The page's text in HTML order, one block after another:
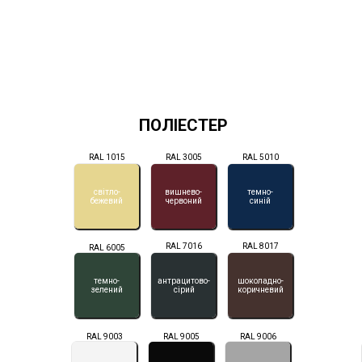
ПОЛІЕСТЕР
RAL 1015
світло-
бежевий
RAL 3005
вишнево-
червоний
RAL 5010
темно-
синій
RAL 6005 RAL 7016 RAL 8017
темно-
зелений
антрацитово-
сірий
шоколадно-
коричневий
RAL 9003 RAL 9005 RAL 9006